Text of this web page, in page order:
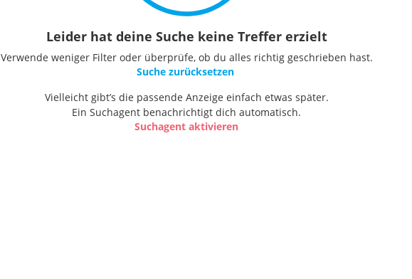
Leider hat deine Suche keine Treffer erzielt
Verwende weniger Filter oder überprüfe, ob du alles richtig geschrieben hast.
Suche zurücksetzen
Vielleicht gibt’s die passende Anzeige einfach etwas später.
Ein Suchagent benachrichtigt dich automatisch.
Suchagent aktivieren